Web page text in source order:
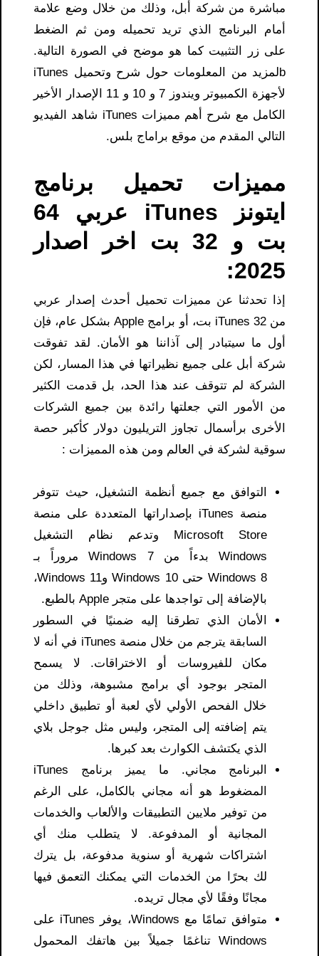
مباشرة من شركة أبل، وذلك من خلال وضع علامة
أمام البرنامج الذي تريد تحميله ومن ثم الضغط
على زر التثبيت كما هو موضح في الصورة التالية.
bلمزيد من المعلومات حول شرح وتحميل iTunes
لأجهزة الكمبيوتر ويندوز 7 و 10 و 11 الإصدار الأخير
الكامل مع شرح أهم مميزات iTunes شاهد الفيديو
التالي المقدم من موقع براماج بلس.
مميزات تحميل برنامج
ايتونز iTunes عربي 64
بت و 32 بت اخر اصدار
2025:
إذا تحدثنا عن مميزات تحميل أحدث إصدار عربي
من iTunes 32 بت، أو برامج Apple بشكل عام، فإن
أول ما سيتبادر إلى آذاننا هو الأمان. لقد تفوقت
شركة أبل على جميع نظيراتها في هذا المسار، لكن
الشركة لم تتوقف عند هذا الحد، بل قدمت الكثير
من الأمور التي جعلتها رائدة بين جميع الشركات
الأخرى برأسمال تجاوز التريليون دولار كأكبر حصة
سوقية لشركة في العالم ومن هذه المميزات :
التوافق مع جميع أنظمة التشغيل، حيث تتوفر
منصة iTunes بإصداراتها المتعددة على منصة
Microsoft Store وتدعم نظام التشغيل
Windows بدءاً من Windows 7 مروراً بـ
Windows 8 حتى Windows 10 وWindows 11،
بالإضافة إلى تواجدها على متجر Apple بالطبع.
الأمان الذي تطرقنا إليه ضمنيًا في السطور
السابقة يترجم من خلال منصة iTunes في أنه لا
مكان للفيروسات أو الاختراقات. لا يسمح
المتجر بوجود أي برامج مشبوهة، وذلك من
خلال الفحص الأولي لأي لعبة أو تطبيق داخلي
يتم إضافته إلى المتجر، وليس مثل جوجل بلاي
الذي يكتشف الكوارث بعد كبرها.
البرنامج مجاني. ما يميز برنامج iTunes
المضغوط هو أنه مجاني بالكامل، على الرغم
من توفير ملايين التطبيقات والألعاب والخدمات
المجانية أو المدفوعة. لا يتطلب منك أي
اشتراكات شهرية أو سنوية مدفوعة، بل يترك
لك بحرًا من الخدمات التي يمكنك التعمق فيها
مجانًا وفقًا لأي مجال تريده.
متوافق تمامًا مع Windows، يوفر iTunes على
Windows تناغمًا جميلاً بين هاتفك المحمول